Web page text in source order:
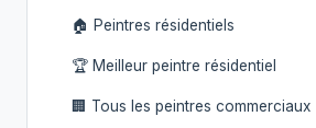
🏠 Peintres résidentiels
🏆 Meilleur peintre résidentiel
🏢 Tous les peintres commerciaux